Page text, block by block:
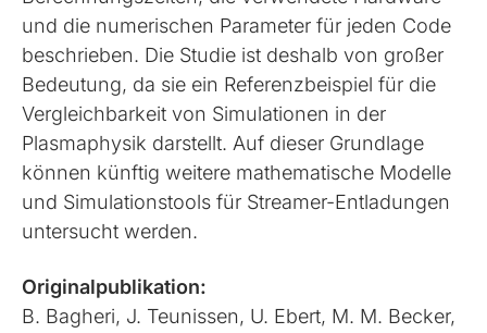
und die numerischen Parameter für jeden Code
beschrieben. Die Studie ist deshalb von großer
Bedeutung, da sie ein Referenzbeispiel für die
Vergleichbarkeit von Simulationen in der
Plasmaphysik darstellt. Auf dieser Grundlage
können künftig weitere mathematische Modelle
und Simulationstools für Streamer-Entladungen
untersucht werden.
Originalpublikation:
B. Bagheri, J. Teunissen, U. Ebert, M. M. Becker,